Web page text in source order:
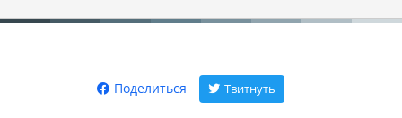
Поделиться Твитнуть